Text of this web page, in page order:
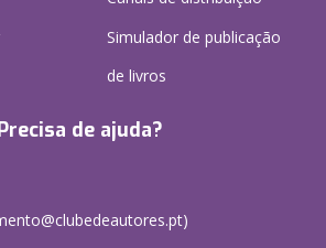
Simulador de publicação
de livros
de ajuda?
)